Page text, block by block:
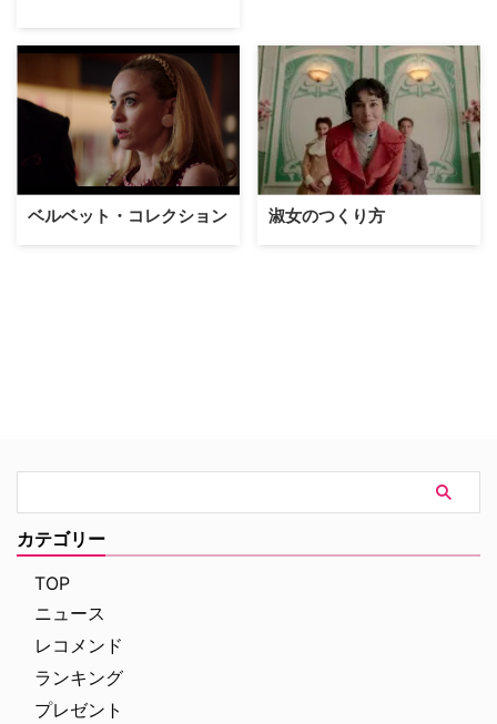
ベルベット・コレクション 淑女のつくり方
カテゴリー
TOP
ニュース
レコメンド
ランキング
プレゼント